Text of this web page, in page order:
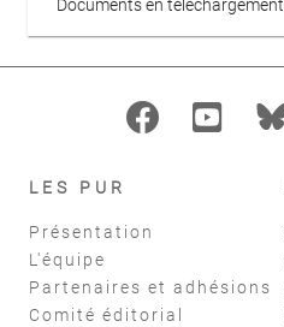
Documents en téléchargement
LES PUR
Présentation
L'équipe
Partenaires et adhésions
Comité éditorial